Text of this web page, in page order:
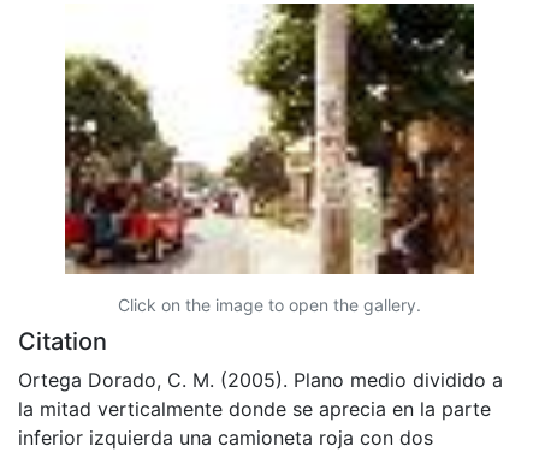
Click on the image to open the gallery.
Citation
Ortega Dorado, C. M. (2005). Plano medio dividido a
la mitad verticalmente donde se aprecia en la parte
inferior izquierda una camioneta roja con dos